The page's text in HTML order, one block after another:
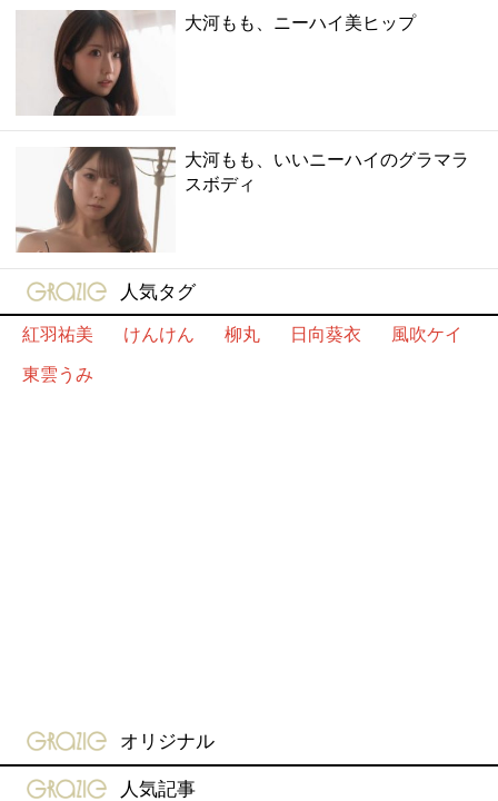
大河もも、ニーハイ美ヒップ
大河もも、いいニーハイのグラマラ
スボディ
gravure-grazie
人気タグ
紅羽祐美
けんけん 柳丸 日向葵衣
風吹ケイ
東雲うみ
gravure-grazie
オリジナル
gravure-grazie
人気記事